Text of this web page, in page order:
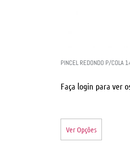
PINCEL REDONDO P/
Faça login para ver
Ver Opções